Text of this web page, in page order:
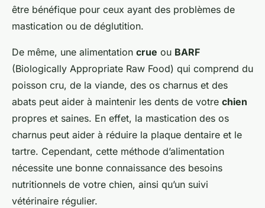
être bénéfique pour ceux ayant des problèmes de
mastication ou de déglutition.
De même, une alimentation crue ou BARF
(Biologically Appropriate Raw Food) qui comprend du
poisson cru, de la viande, des os charnus et des
abats peut aider à maintenir les dents de votre chien
propres et saines. En effet, la mastication des os
charnus peut aider à réduire la plaque dentaire et le
tartre. Cependant, cette méthode d’alimentation
nécessite une bonne connaissance des besoins
nutritionnels de votre chien, ainsi qu’un suivi
vétérinaire régulier.